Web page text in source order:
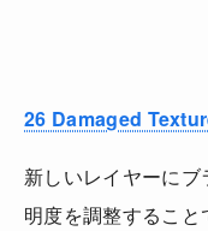
26 Damaged
新しいレイヤーに
明度を調整するこ